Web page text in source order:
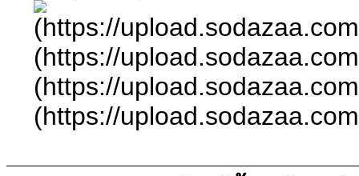
(https://
(https://
(https://
(https://